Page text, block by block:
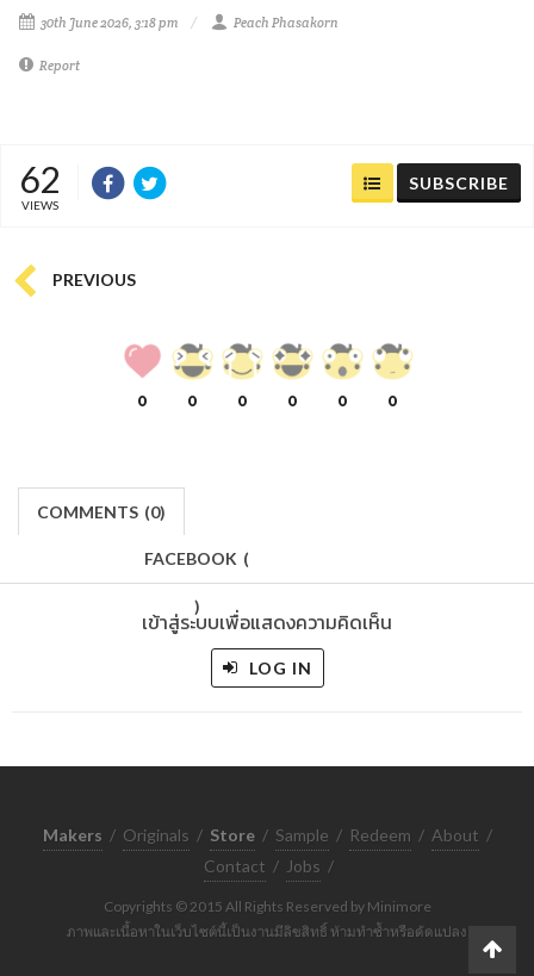
30th June 2026, 3:18 pm Peach Phasakorn
Report
62
VIEWS
SUBSCRIBE
PREVIOUS
0 0 0 0 0 0
COMMENTS (0)
FACEBOOK (
)
เข้าสู่ระบบเพื่อแสดงความคิดเห็น
LOG IN
Makers / Originals / Store / Sample / Redeem / About /
Contact / Jobs /
Copyrights © 2015 All Rights Reserved by Minimore
ภาพและเนื้อหาในเว็บไซต์นี้เป็นงานมีลิขสิทธิ์ ห้ามทำซ้ำหรือดัดแปลง